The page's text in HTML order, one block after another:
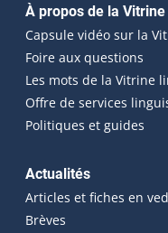
Navigation
À propos de la
Capsule vidéo sur la
Foire aux questions
Les mots de la Vitrine
Offre de services
Politiques et guides
Actualités
Articles et fiches en
Brèves